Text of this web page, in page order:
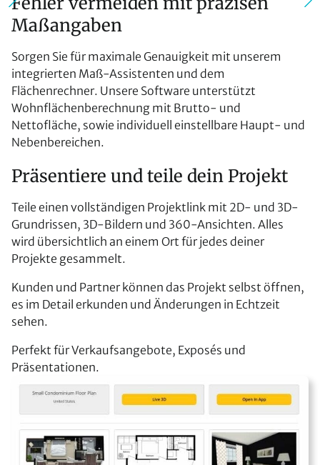
Maßangaben
Sorgen Sie für maximale Genauigkeit mit unserem
integrierten Maß-Assistenten und dem
Flächenrechner. Unsere Software unterstützt
Wohnflächenberechnung mit Brutto- und
Nettofläche, sowie individuell einstellbare Haupt- und
Nebenbereichen.
Präsentiere und teile dein Projekt
Teile einen vollständigen Projektlink mit 2D- und 3D-
Grundrissen, 3D-Bildern und 360-Ansichten. Alles
wird übersichtlich an einem Ort für jedes deiner
Projekte gesammelt.
Kunden und Partner können das Projekt selbst öffnen,
es im Detail erkunden und Änderungen in Echtzeit
sehen.
Perfekt für Verkaufsangebote, Exposés und
Präsentationen.